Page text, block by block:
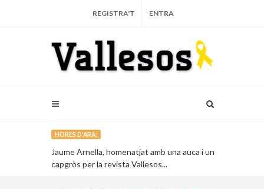
REGISTRA'T ENTRA
HORES D'ARA:
Jaume Arnella, homenatjat amb una auca i un
capgròs per la revista Vallesos...